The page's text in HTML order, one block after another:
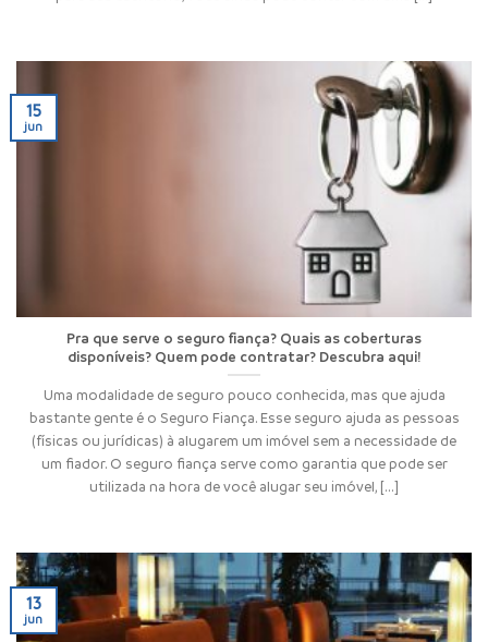
Pra que serve o seguro fiança? Quais as coberturas
disponíveis? Quem pode contratar? Descubra aqui!
Uma modalidade de seguro pouco conhecida, mas que ajuda
bastante gente é o Seguro Fiança. Esse seguro ajuda as pessoas
(físicas ou jurídicas) à alugarem um imóvel sem a necessidade de
um fiador. O seguro fiança serve como garantia que pode ser
utilizada na hora de você alugar seu imóvel, [...]
15
jun
13
jun